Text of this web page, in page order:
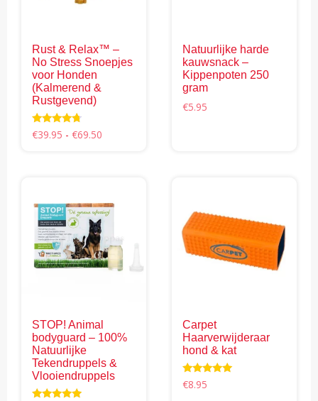
Rust & Relax™ –
No Stress Snoepjes
voor Honden
(Kalmerend &
Rustgevend)
Waardering
4.50
€39.95 - €69.50
meerdere
variaties.
Deze
optie
op
de
productpagina
Natuurlijke harde
kauwsnack –
Kippenpoten 250
gram
€5.95
STOP! Animal
bodyguard – 100%
Natuurlijke
Tekendruppels &
Vlooiendruppels
Carpet
Haarverwijderaar
hond & kat
Waardering
5.00
€8.95